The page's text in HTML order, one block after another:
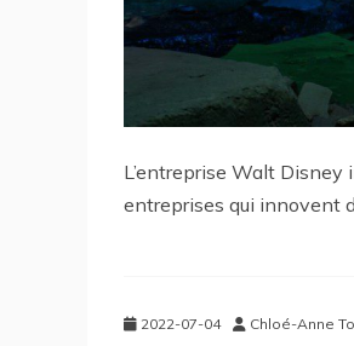
L’entreprise Walt
entreprises qui innovent
2022-07-04 Chloé-Anne